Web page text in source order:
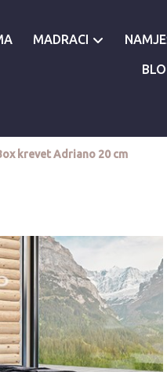
MADRACI
krevet Adriano 20 cm